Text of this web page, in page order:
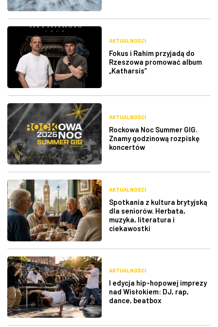
AKTUALNOŚCI
Fokus i Rahim przyjadą do
Rzeszowa promować album
„Katharsis”
AKTUALNOŚCI
Rockowa Noc Summer GIG.
Znamy godzinową rozpiskę
koncertów
AKTUALNOŚCI
Spotkania z kultura brytyjską
dla seniorów. Herbata,
muzyka, literatura i
ciekawostki
AKTUALNOŚCI
I edycja hip-hopowej imprezy
nad Wisłokiem: DJ, rap,
dance, beatbox